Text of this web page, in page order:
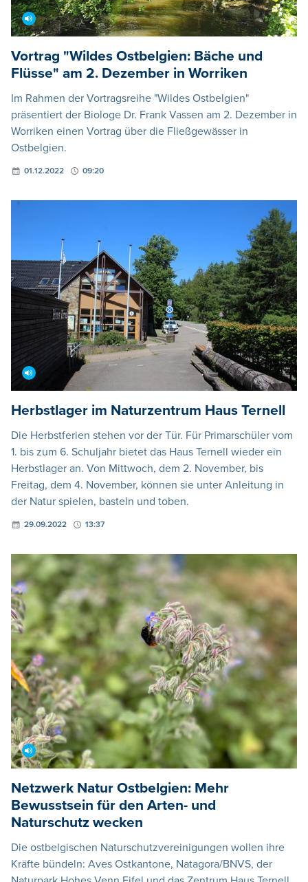
Vortrag "Wildes Ostbelgien: Bäche und
Flüsse" am 2. Dezember in Worriken
Im Rahmen der Vortragsreihe "Wildes Ostbelgien"
präsentiert der Biologe Dr. Frank Vassen am 2. Dezember in
Worriken einen Vortrag über die Fließgewässer in
Ostbelgien.
01.12.2022 09:20
Herbstlager im Naturzentrum Haus Ternell
Die Herbstferien stehen vor der Tür. Für Primarschüler vom
1. bis zum 6. Schuljahr bietet das Haus Ternell wieder ein
Herbstlager an. Von Mittwoch, dem 2. November, bis
Freitag, dem 4. November, können sie unter Anleitung in
der Natur spielen, basteln und toben.
29.09.2022 13:37
Netzwerk Natur Ostbelgien: Mehr
Bewusstsein für den Arten- und
Naturschutz wecken
Die ostbelgischen Naturschutzvereinigungen wollen ihre
Kräfte bündeln: Aves Ostkantone, Natagora/BNVS, der